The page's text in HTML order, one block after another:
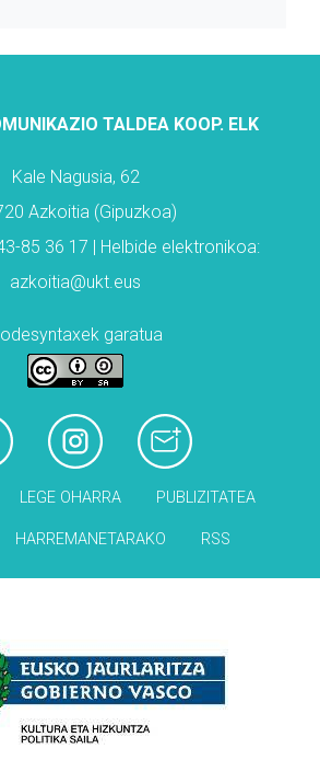
TALDEA KOOP. ELK
Kale Nagusia, 62
Azkoitia (Gipuzkoa)
85 36 17 | Helbide elektronikoa:
azkoitia@ukt.eus
garatua
LEGE OHARRA PUBLIZITATEA
HARREMANETARAKO RSS